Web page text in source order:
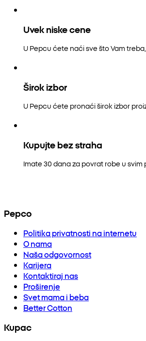
Uvek niske cene
U Pepcu ćete naći sve što Vam
Širok izbor
U Pepcu ćete pronaći širok izbor
Kupujte bez straha
Imate 30 dana za povrat robe u
Pepco
Politika privatnosti na internetu
O nama
Naša odgovornost
Karijera
Kontaktiraj nas
Proširenje
Svet mama i beba
Better Cotton
Kupac